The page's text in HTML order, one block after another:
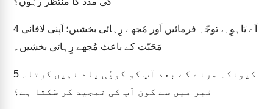
4
مَحَبّت کے باعث مُجھے رِہائی بخشیں۔
5
قبر میں سے کون آپ کی تمجید کر سَکتا ہے؟